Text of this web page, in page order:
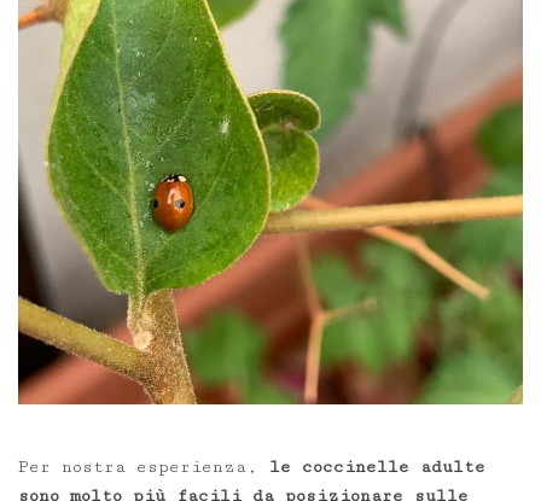
Per nostra esperienza, le coccinelle adulte
sono molto più facili da posizionare sulle